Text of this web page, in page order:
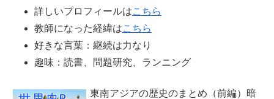
詳しいプロフィールはこちら
教師になった経緯はこちら
好きな言葉：継続は力なり
趣味：読書、問題研究、ランニング
東南アジアの歴史のまとめ（前編）暗